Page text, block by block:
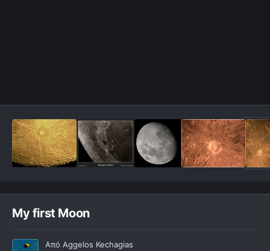
My first Moon
Από Aggelos Kechagias